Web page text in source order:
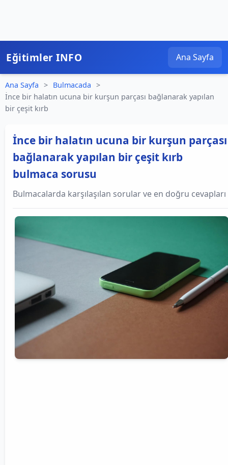
Eğitimler INFO Ana Sayfa
Ana Sayfa > Bulmacada >
İnce bir halatın ucuna bir kurşun parçası bağlanarak yapılan
bir çeşit kırb
İnce bir halatın ucuna bir kurşun parçası
bağlanarak yapılan bir çeşit kırb
bulmaca sorusu
Bulmacalarda karşılaşılan sorular ve en doğru cevapları